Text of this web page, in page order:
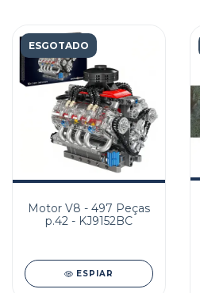
ESGOTADO
Motor V8 - 497 Peças
p.42 - KJ9152BC
ESPIAR